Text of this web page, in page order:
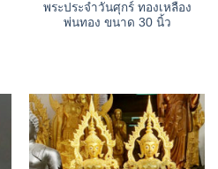
พระประจำวันศุกร์ ทองเหลือง
พ่นทอง ขนาด 30 นิ้ว